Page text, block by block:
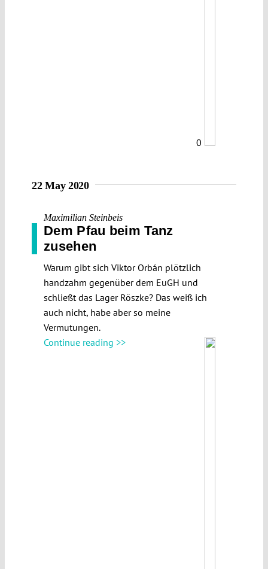
0
22 May 2020
Maximilian Steinbeis
Dem Pfau beim Tanz
zusehen
Warum gibt sich Viktor Orbán plötzlich
handzahm gegenüber dem EuGH und
schließt das Lager Röszke? Das weiß ich
auch nicht, habe aber so meine
Vermutungen.
Continue reading >>